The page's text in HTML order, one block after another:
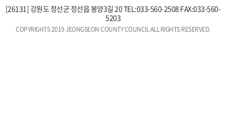
[26131] 강원도 정선군 정선읍 봉양3길 20 TEL:033-560-2508 FAX:033-560-
5203
COPYRIGHTS 2019 JEONGSEON COUNTY COUNCIL ALL RIGHTS RESERVED.